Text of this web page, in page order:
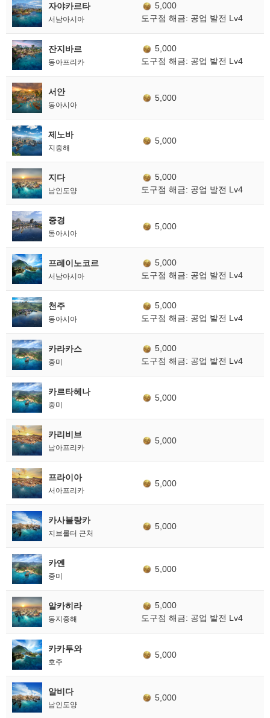
자야카르타
서남아시아
5,000
도구점 해금: 공업 발전 Lv4
잔지바르
동아프리카
5,000
도구점 해금: 공업 발전 Lv4
서안
동아시아
5,000
제노바
지중해
5,000
지다
남인도양
5,000
도구점 해금: 공업 발전 Lv4
중경
동아시아
5,000
프레이노코르
서남아시아
5,000
도구점 해금: 공업 발전 Lv4
천주
동아시아
5,000
도구점 해금: 공업 발전 Lv4
카라카스
중미
5,000
도구점 해금: 공업 발전 Lv4
카르타헤나
중미
5,000
카리비브
남아프리카
5,000
프라이아
서아프리카
5,000
카사블랑카
지브롤터 근처
5,000
카옌
중미
5,000
알카히라
동지중해
5,000
도구점 해금: 공업 발전 Lv4
카카투와
호주
5,000
알비다
남인도양
5,000